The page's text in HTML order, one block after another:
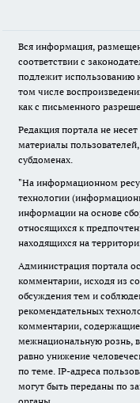
Вся информация,
соответствии с
подлежит использованию
том числе
как с письменного
Редакция портала не
материалы
субдоменах.
"На информационном
технологии
информации на основе
относящихся к
находящихся на
Администрация портала
комментарии, исходя из
обсуждения тем и
рекомендательных
комментарии,
межнациональную рознь,
равно унижение
по теме. IP-адреса
могут быть переданы по